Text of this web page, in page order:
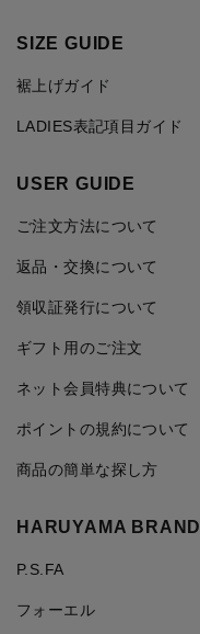
SIZE GUIDE
裾上げガイド
LADIES表記項目ガイド
USER GUIDE
ご注文方法について
返品・交換について
領収証発行について
ギフト用のご注文
ネット会員特典について
ポイントの規約について
商品の簡単な探し方
HARUYAMA BRAND
P.S.FA
フォーエル